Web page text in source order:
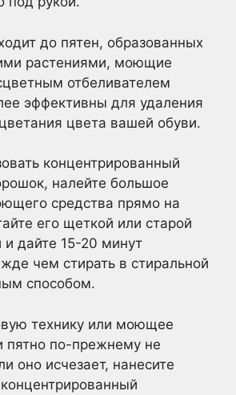
до пятен, образованных
растениями, моющие
отбеливателем
эффективны для удаления
цвета вашей обуви.
концентрированный
налейте большое
средства прямо на
его щеткой или старой
и дайте 15-20 минут
чем стирать в стиральной
способом.
технику или моющее
пятно по-прежнему не
оно исчезает, нанесите